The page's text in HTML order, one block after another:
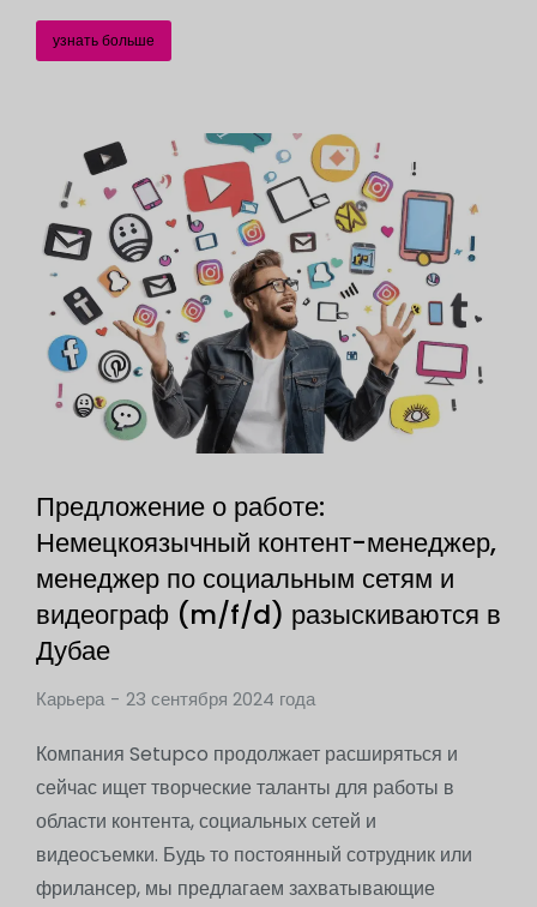
узнать больше
Предложение о работе:
Немецкоязычный контент-менеджер,
менеджер по социальным сетям и
видеограф (m/f/d) разыскиваются в
Дубае
Карьера 23 сентября 2024 года
Компания Setupco продолжает расширяться и
сейчас ищет творческие таланты для работы в
области контента, социальных сетей и
видеосъемки. Будь то постоянный сотрудник или
фрилансер, мы предлагаем захватывающие